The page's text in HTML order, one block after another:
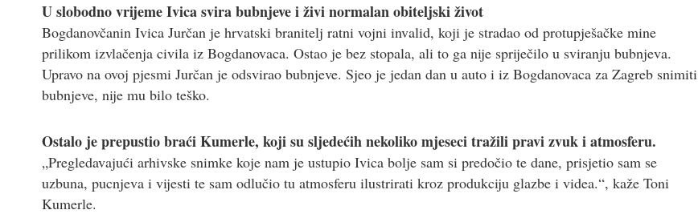
U slobodno vrijeme Ivica svira bubnjeve i živi normalan obiteljski život
Bogdanovčanin Ivica Jurčan je hrvatski branitelj ratni vojni invalid, koji je stradao od protupješačke mine
prilikom izvlačenja civila iz Bogdanovaca. Ostao je bez stopala, ali to ga nije spriječilo u sviranju bubnjeva.
Upravo na ovoj pjesmi Jurčan je odsvirao bubnjeve. Sjeo je jedan dan u auto i iz Bogdanovaca za Zagreb snimiti
bubnjeve, nije mu bilo teško.
Ostalo je prepustio braći Kumerle, koji su sljedećih nekoliko mjeseci tražili pravi zvuk i atmosferu.
„Pregledavajući arhivske snimke koje nam je ustupio Ivica bolje sam si predočio te dane, prisjetio sam se
uzbuna, pucnjeva i vijesti te sam odlučio tu atmosferu ilustrirati kroz produkciju glazbe i videa.“, kaže Toni
Kumerle.